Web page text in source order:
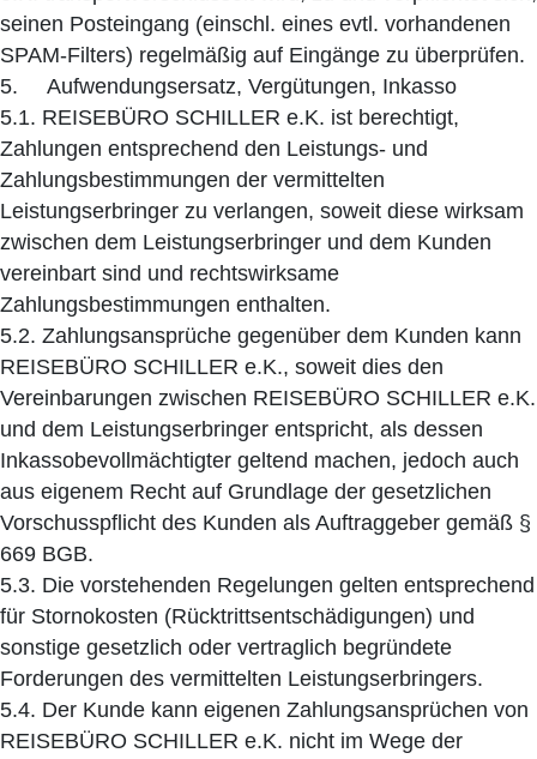
seinen Posteingang (einschl. eines evtl. vorhandenen
SPAM-Filters) regelmäßig auf Eingänge zu überprüfen.
5. Aufwendungsersatz, Vergütungen, Inkasso
5.1. REISEBÜRO SCHILLER e.K. ist berechtigt,
Zahlungen entsprechend den Leistungs- und
Zahlungsbestimmungen der vermittelten
Leistungserbringer zu verlangen, soweit diese wirksam
zwischen dem Leistungserbringer und dem Kunden
vereinbart sind und rechtswirksame
Zahlungsbestimmungen enthalten.
5.2. Zahlungsansprüche gegenüber dem Kunden kann
REISEBÜRO SCHILLER e.K., soweit dies den
Vereinbarungen zwischen REISEBÜRO SCHILLER e.K.
und dem Leistungserbringer entspricht, als dessen
Inkassobevollmächtigter geltend machen, jedoch auch
aus eigenem Recht auf Grundlage der gesetzlichen
Vorschusspflicht des Kunden als Auftraggeber gemäß §
669 BGB.
5.3. Die vorstehenden Regelungen gelten entsprechend
für Stornokosten (Rücktrittsentschädigungen) und
sonstige gesetzlich oder vertraglich begründete
Forderungen des vermittelten Leistungserbringers.
5.4. Der Kunde kann eigenen Zahlungsansprüchen von
REISEBÜRO SCHILLER e.K. nicht im Wege der